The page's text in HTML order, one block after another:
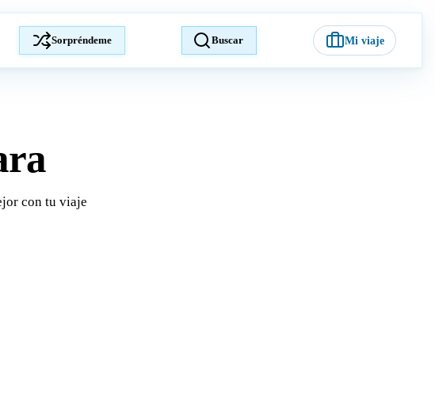
Sorpréndeme Buscar Mi viaje
con tu viaje